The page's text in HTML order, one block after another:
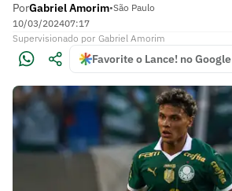
PorGabriel Amorim•São Paulo
10/03/202407:17
Supervisionado por Gabriel Amorim
Favorite o Lance! no Google